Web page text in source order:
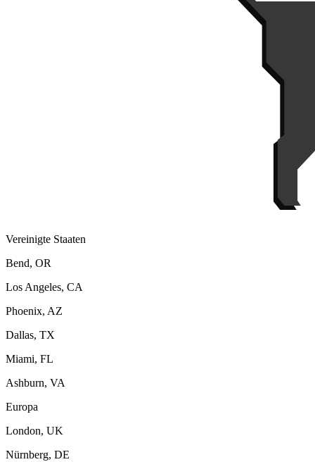
Vereinigte Staaten
Bend, OR
Los Angeles, CA
Phoenix, AZ
Dallas, TX
Miami, FL
Ashburn, VA
Europa
London, UK
Nürnberg, DE